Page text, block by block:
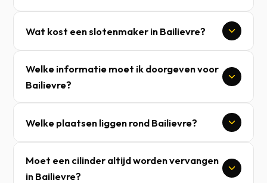
Wat kost een slotenmaker in Bailievre?
Welke informatie moet ik doorgeven voor
Bailievre?
Welke plaatsen liggen rond Bailievre?
Moet een cilinder altijd worden vervangen
in Bailievre?